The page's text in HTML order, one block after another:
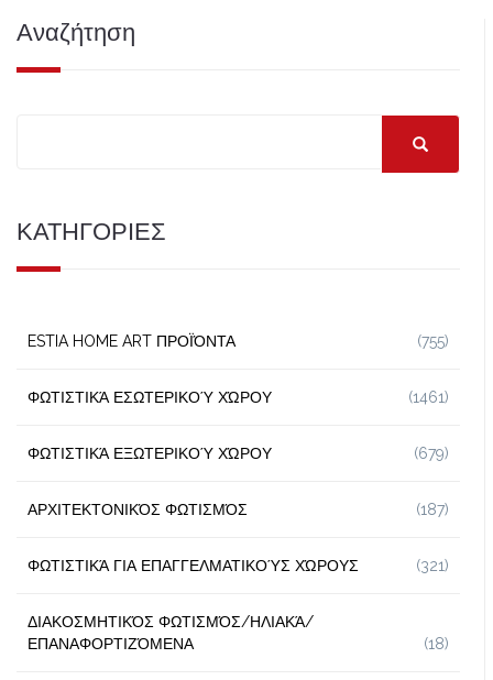
Αναζήτηση
ΚΑΤΗΓΟΡΙΕΣ
ESTIA HOME ART ΠΡΟΪΌΝΤΑ (755)
ΦΩΤΙΣΤΙΚΆ ΕΣΩΤΕΡΙΚΟΎ ΧΏΡΟΥ (1461)
ΦΩΤΙΣΤΙΚΆ ΕΞΩΤΕΡΙΚΟΎ ΧΏΡΟΥ (679)
ΑΡΧΙΤΕΚΤΟΝΙΚΌΣ ΦΩΤΙΣΜΌΣ (187)
ΦΩΤΙΣΤΙΚΆ ΓΙΑ ΕΠΑΓΓΕΛΜΑΤΙΚΟΎΣ ΧΏΡΟΥΣ (321)
ΔΙΑΚΟΣΜΗΤΙΚΌΣ ΦΩΤΙΣΜΌΣ/ΗΛΙΑΚΆ/
ΕΠΑΝΑΦΟΡΤΙΖΌΜΕΝΑ
(18)